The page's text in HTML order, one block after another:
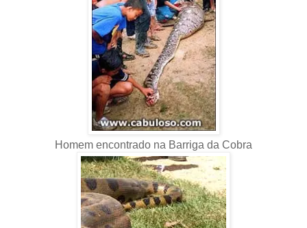
Homem encontrado na Barriga da Cobra